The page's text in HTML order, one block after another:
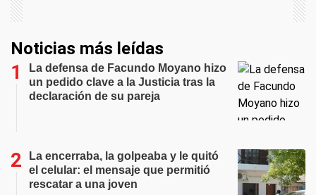
Noticias más leídas
La defensa de Facundo Moyano hizo
un pedido clave a la Justicia tras la
declaración de su pareja
La encerraba, la golpeaba y le quitó
el celular: el mensaje que permitió
rescatar a una joven